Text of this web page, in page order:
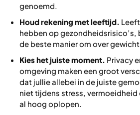
genoemd.
Houd rekening met leeftijd.
hebben op gezondheidsrisico’s,
de beste manier om over
Kies het juiste moment. Privacy
omgeving maken een groot
dat jullie allebei in de juiste
niet tijdens stress, vermoeidheid
al hoog oplopen.